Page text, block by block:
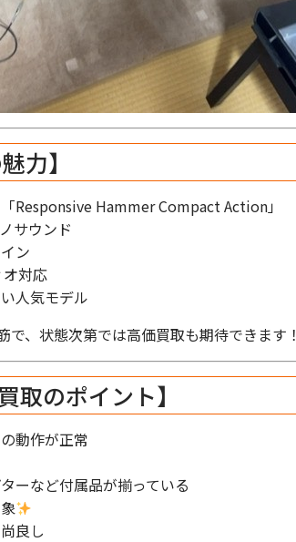
力】
Responsive Hammer Compact Action」
サウンド
ン
対応
人気モデル
で、状態次第では高価買取も期待できます！
取のポイント】
動作が正常
ーなど付属品が揃っている
良し